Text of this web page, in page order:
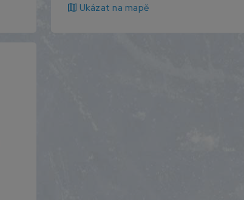
map Ukázat na mapě